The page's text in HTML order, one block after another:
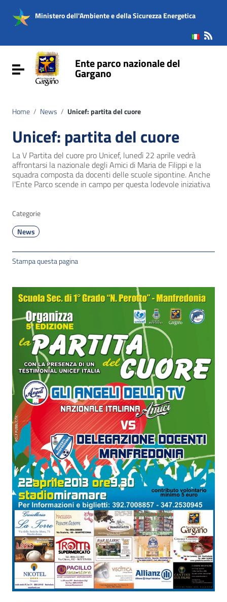
Vai al menu di navigazione
Vai al footer
Ministero dell'Ambiente e della Sicurezza Energetica
Attiva / disattiva la navigazioneEnte parco nazionale del
Gargano
Home / News / Unicef: partita del cuore
Unicef: partita del cuore
La V Partita del cuore pro Unicef, lunedì 22 aprile vedrà
affrontarsi la nazionale degli Amici di Maria de Filippi e la
squadra composta da docenti delle scuole sipontine. Anche
l'Ente Parco scende in campo per questa lodevole iniziativa
Categorie
News
Stampa questa pagina